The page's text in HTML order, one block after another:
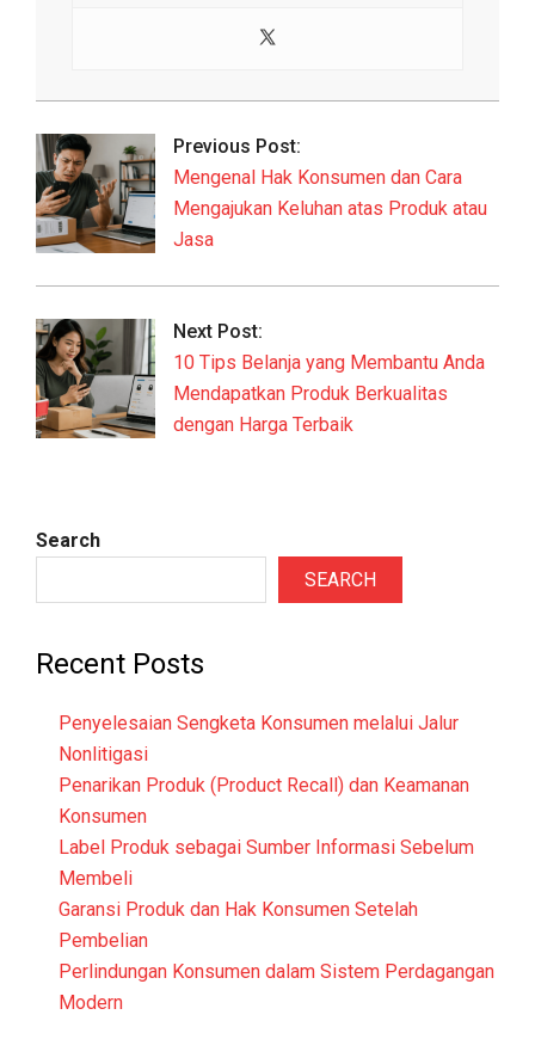
2026-
22
Previous Post:
Mengenal Hak Konsumen dan Cara
Mengajukan Keluhan atas Produk atau
Jasa
Next Post:
10 Tips Belanja yang Membantu Anda
Mendapatkan Produk Berkualitas
dengan Harga Terbaik
Search
SEARCH
Recent Posts
Penyelesaian Sengketa Konsumen melalui Jalur
Nonlitigasi
Penarikan Produk (Product Recall) dan Keamanan
Konsumen
Label Produk sebagai Sumber Informasi Sebelum
Membeli
Garansi Produk dan Hak Konsumen Setelah
Pembelian
Perlindungan Konsumen dalam Sistem Perdagangan
Modern